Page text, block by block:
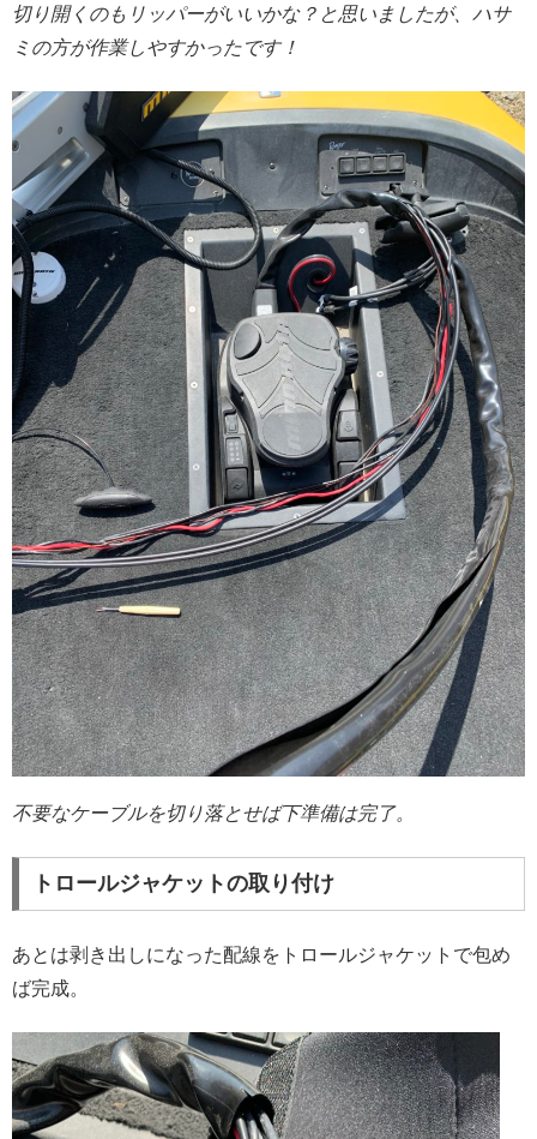
切り開くのもリッパーがいいかな？と思いましたが、ハサ
ミの方が作業しやすかったです！
不要なケーブルを切り落とせば下準備は完了。
トロールジャケットの取り付け
あとは剥き出しになった配線をトロールジャケットで包め
ば完成。